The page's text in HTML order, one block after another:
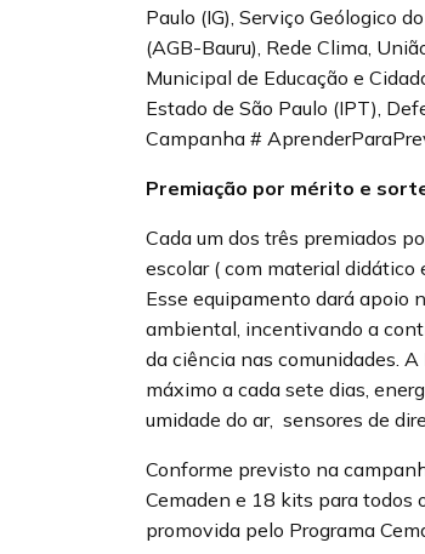
Paulo (IG), Serviço Geólogico
(AGB-Bauru), Rede Clima,
Municipal de Educação e
Estado de São Paulo (IPT),
Campanha #
Premiação por mérito e
Cada um dos três premiados
escolar ( com material
Esse equipamento dará apoio
ambiental, incentivando a
da ciência nas comunidades.
máximo a cada sete dias,
umidade do ar, sensores de
Conforme previsto na
Cemaden e 18 kits para todos
promovida pelo Programa